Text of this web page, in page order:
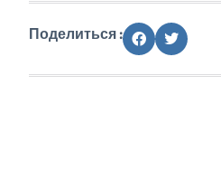
Поделиться :